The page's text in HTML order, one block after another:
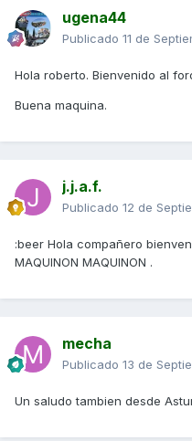
ugena44
Publicado 11 de
Hola roberto. Bienvenido al
Buena maquina.
j.j.a.f.
Publicado 12 de
:beer Hola compañero
MAQUINON MAQUINON .
mecha
Publicado 13 de
Un saludo tambien desde